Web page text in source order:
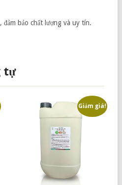
đảm bảo chất lượng và uy tín.
tự
Giảm giá!